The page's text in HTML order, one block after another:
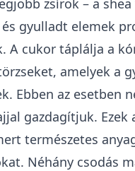
zsírok – a
gyulladt elemek
A cukor táplálja a
amelyek a
Ebben az esetben
gazdagítjuk. Ezek
természetes
Néhány csodás